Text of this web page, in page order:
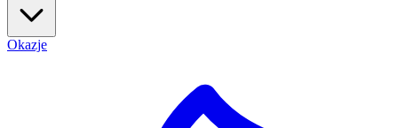
Okazje